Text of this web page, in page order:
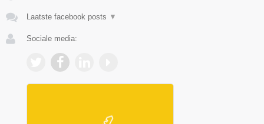
Laatste facebook posts ▼
Sociale media: